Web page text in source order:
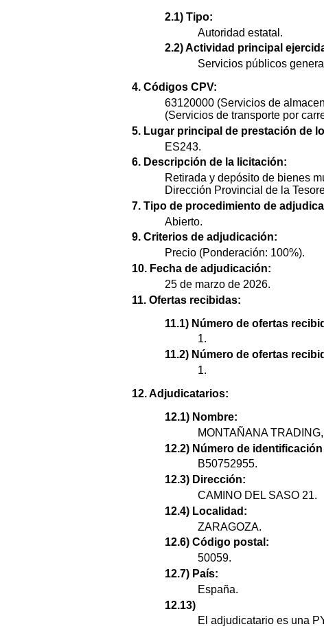
2.1) Tipo:
Autoridad estatal.
2.2) Actividad principal
Servicios públicos
4. Códigos CPV:
63120000 (Servicios de
(Servicios de transporte por
5. Lugar principal de prestación de
ES243.
6. Descripción de la licitación:
Retirada y depósito de bienes
Dirección Provincial de la
7. Tipo de procedimiento de
Abierto.
9. Criterios de adjudicación:
Precio (Ponderación: 100%).
10. Fecha de adjudicación:
25 de marzo de 2026.
11. Ofertas recibidas:
11.1) Número de ofertas
1.
11.2) Número de ofertas
1.
12. Adjudicatarios:
12.1) Nombre:
MONTAÑANA
12.2) Número de
B50752955.
12.3) Dirección:
CAMINO DEL SASO 21.
12.4) Localidad:
ZARAGOZA.
12.6) Código postal:
50059.
12.7) País:
España.
12.13)
El adjudicatario es una